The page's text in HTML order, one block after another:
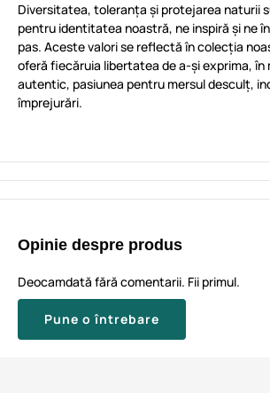
Diversitatea, toleranța și protejarea naturii
pentru identitatea noastră, ne inspiră și ne
pas. Aceste valori se reflectă în colecția
oferă fiecăruia libertatea de a-și exprima, în
autentic, pasiunea pentru mersul desculț,
împrejurări.
Opinie despre produs
Deocamdată fără comentarii. Fii primul.
Pune o întrebare